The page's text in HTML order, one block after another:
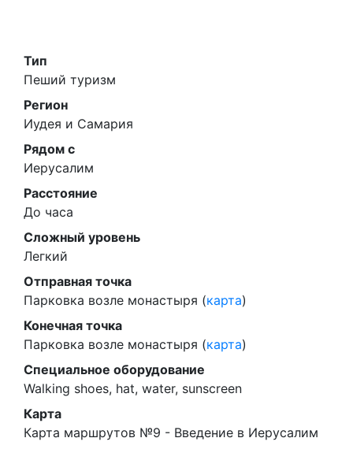
Тип
Пеший туризм
Регион
Иудея и Самария
Рядом с
Иерусалим
Расстояние
До часа
Сложный уровень
Легкий
Отправная точка
Парковка возле монастыря (карта)
Конечная точка
Парковка возле монастыря (карта)
Специальное оборудование
Walking shoes, hat, water, sunscreen
Карта
Карта маршрутов №9 - Введение в Иерусалим